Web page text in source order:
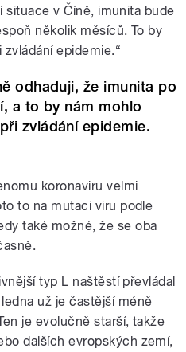
situace v Číně, imunita bude
několik měsíců. To by
epidemie.“
odhaduji, že imunita po
a to by nám mohlo
zvládání epidemie.
koronaviru velmi
to na mutaci viru podle
také možné, že se oba
typ L naštěstí převládal
už je častější méně
je evolučně starší, takže
dalších evropských zemí,